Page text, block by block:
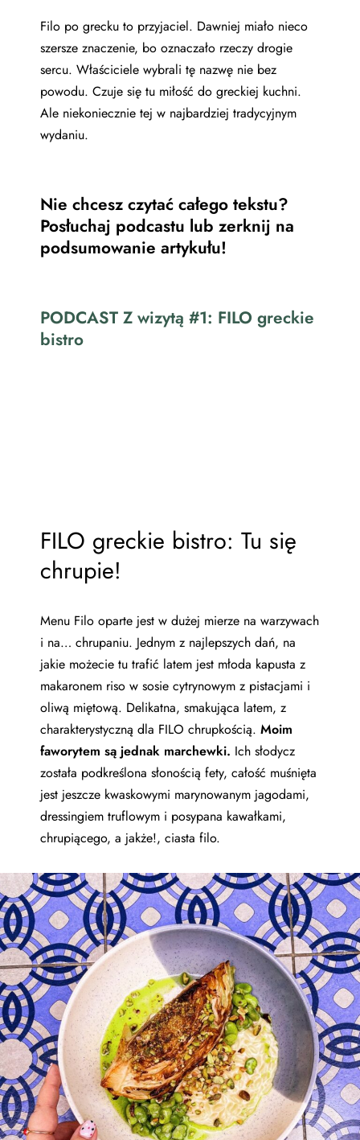
Filo po grecku to przyjaciel. Dawniej miało nieco
szersze znaczenie, bo oznaczało rzeczy drogie
sercu. Właściciele wybrali tę nazwę nie bez
powodu. Czuje się tu miłość do greckiej kuchni.
Ale niekoniecznie tej w najbardziej tradycyjnym
wydaniu.
Nie chcesz czytać całego tekstu?
Posłuchaj podcastu lub zerknij na
podsumowanie artykułu!
PODCAST Z wizytą #1: FILO greckie
bistro
FILO greckie bistro: Tu się
chrupie!
Menu Filo oparte jest w dużej mierze na warzywach
i na… chrupaniu. Jednym z najlepszych dań, na
jakie możecie tu trafić latem jest młoda kapusta z
makaronem riso w sosie cytrynowym z pistacjami i
oliwą miętową. Delikatna, smakująca latem, z
charakterystyczną dla FILO chrupkością. Moim
faworytem są jednak marchewki. Ich słodycz
została podkreślona słonością fety, całość muśnięta
jest jeszcze kwaskowymi marynowanym jagodami,
dressingiem truflowym i posypana kawałkami,
chrupiącego, a jakże!, ciasta filo.